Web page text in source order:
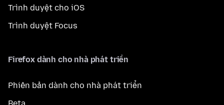
Trình duyệt cho iOS
Trình duyệt Focus
Firefox dành cho nhà phát triển
Phiên bản dành cho nhà phát triển